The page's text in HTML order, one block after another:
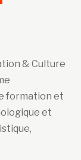
& Culture
formation et
et